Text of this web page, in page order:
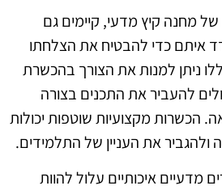
של מחנה קיץ מדעי, קיימים גם
איתם כדי להבטיח את הצלחתו
ניתן למנות את הצורך בהכשרת
להעביר את התכנים בצורה
הכשרות מקצועיות שוטפות יכולות
את העניין של התלמידים.
מדעיים איכותיים עלול להוות